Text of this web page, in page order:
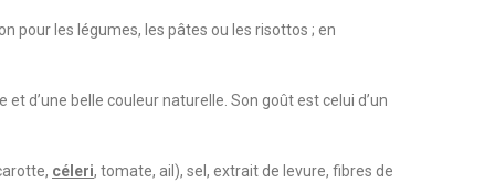
pour les légumes, les pâtes ou les risottos ; en
d’une belle couleur naturelle. Son goût est celui d’un
céleri, tomate, ail), sel, extrait de levure, fibres de